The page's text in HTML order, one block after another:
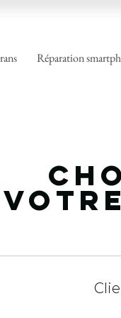
Réparation